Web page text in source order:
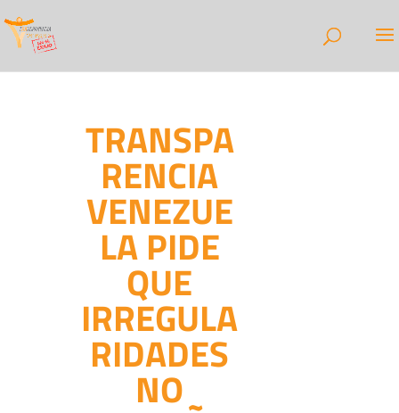
TRANSPA
RENCIA
VENEZUE
LA PIDE
QUE
IRREGULA
RIDADES
NO